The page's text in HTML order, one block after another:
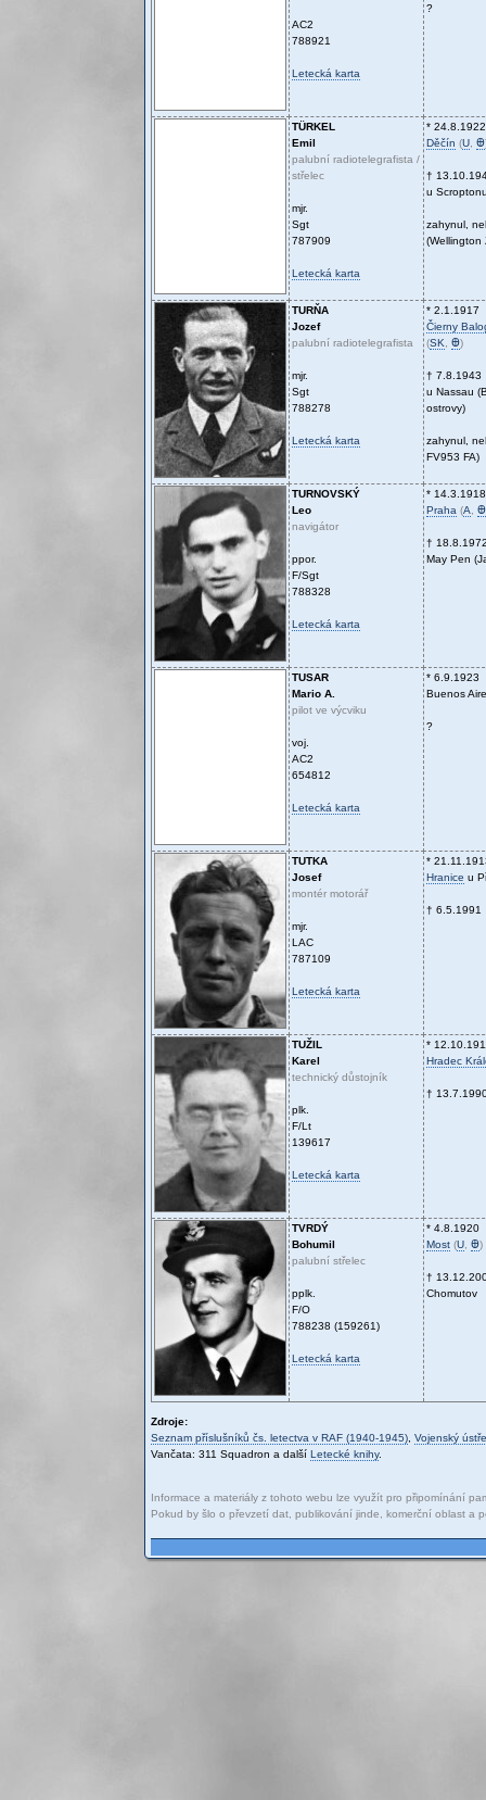
AC2
788921
Letecká karta
?
TÜRKEL
Emil
palubní radiotelegrafista /
střelec
mjr.
Sgt
787909
Letecká karta
* 24.8.1922
Děčín (U Ꚛ
†
u
zahynul,
(Wellington
TURŇA
Jozef
palubní radiotelegrafista
mjr.
Sgt
788278
Letecká karta
* 2.1.1917
Čierny
(SK Ꚛ)
† 7.8.1943
u Nassau
ostrovy)
zahynul,
FV953 FA)
TURNOVSKÝ
Leo
navigátor
ppor.
F/Sgt
788328
Letecká karta
* 14.3.1918
Praha (A Ꚛ
†
May Pen
TUSAR
Mario A.
pilot ve výcviku
voj.
AC2
654812
Letecká karta
* 6.9.1923
Buenos
?
TUTKA
Josef
montér motorář
mjr.
LAC
787109
Letecká karta
*
Hranice u
† 6.5.1991
TUŽIL
Karel
technický důstojník
plk.
F/Lt
139617
Letecká karta
*
Hradec
†
TVRDÝ
Bohumil
palubní střelec
pplk.
F/O
788238 (159261)
Letecká karta
* 4.8.1920
Most (U Ꚛ)
†
Chomutov
Zdroje:
Seznam příslušníků čs. letectva v RAF (1940-1945) Vojenský
Vančata: 311 Squadron a další Letecké knihy.
Informace a materiály z tohoto webu lze využít pro připomínání
Pokud by šlo o převzetí dat, publikování jinde, komerční oblast a